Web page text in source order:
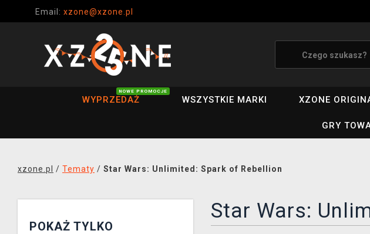
Email: xzone@xzone.pl
WYPRZEDAŻ
NOWE PROMOCJE
WSZYSTKIE MARKI XZONE
GRY
xzone.pl / Tematy / Star Wars: Unlimited: Spark of Rebellion
POKAŻ TYLKO
Star Wars: